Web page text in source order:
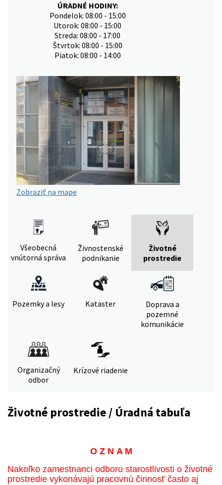
ÚRADNÉ HODINY:
Pondelok: 08:00 - 15:00
Utorok: 08:00 - 15:00
Streda: 08:00 - 17:00
Štvrtok: 08:00 - 15:00
Piatok: 08:00 - 14:00
Zobraziť na mape
Všeobecná
vnútorná správa
Živnostenské
podnikanie
Životné
prostredie
Pozemky a lesy Kataster
Doprava a
pozemné
komunikácie
Organizačný
odbor
Krízové riadenie
Životné prostredie / Úradná tabuľa
O Z N A M
Nakoľko zamestnanci odboru starostlivosti o životné
prostredie vykonávajú pracovnú činnosť často aj